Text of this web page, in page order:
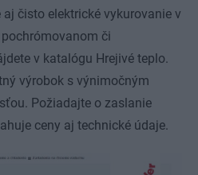
čisto elektrické vykurovanie v
či
v katalógu Hrejivé teplo.
výrobok s výnimočným
Požiadajte o zaslanie
ceny aj technické údaje.